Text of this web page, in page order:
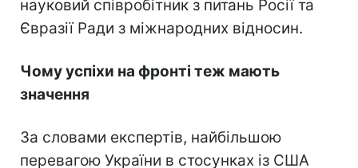
науковий співробітник з питань Росії та
Євразії Ради з міжнародних відносин.
Чому успіхи на фронті теж мають
значення
За словами експертів, найбільшою
перевагою України в стосунках із США